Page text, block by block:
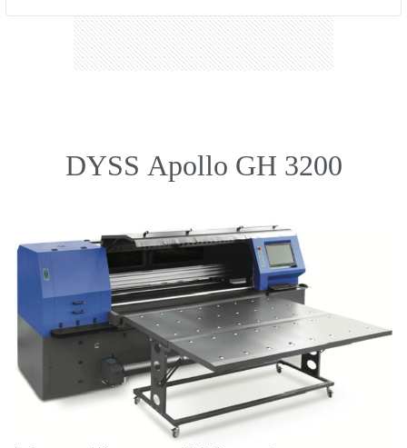
DYSS Apollo GH 3200